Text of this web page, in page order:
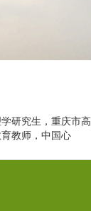
研究生，重庆市高
教师，中国心